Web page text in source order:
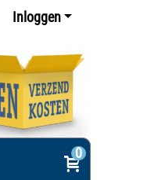
Inloggen
0